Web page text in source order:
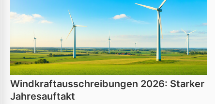
Windkraftausschreibungen 2026: Starker
Jahresauftakt